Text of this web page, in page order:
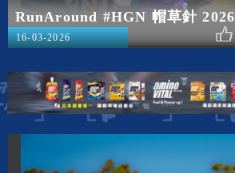
RunAround #HGN 帽草針 2026
16-03-2026